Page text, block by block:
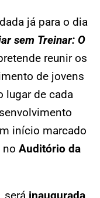
já para o dia
sem Treinar: O
reunir os
de jovens
lugar de cada
início marcado
no Auditório da